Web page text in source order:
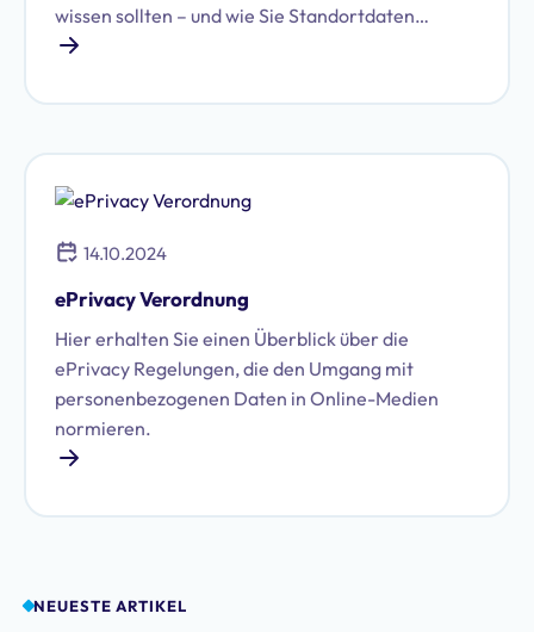
wissen sollten – und wie Sie Standortdaten
deaktivieren.
14.10.2024
ePrivacy Verordnung
Hier erhalten Sie einen Überblick über die
ePrivacy Regelungen, die den Umgang mit
personenbezogenen Daten in Online-Medien
normieren.
NEUESTE ARTIKEL